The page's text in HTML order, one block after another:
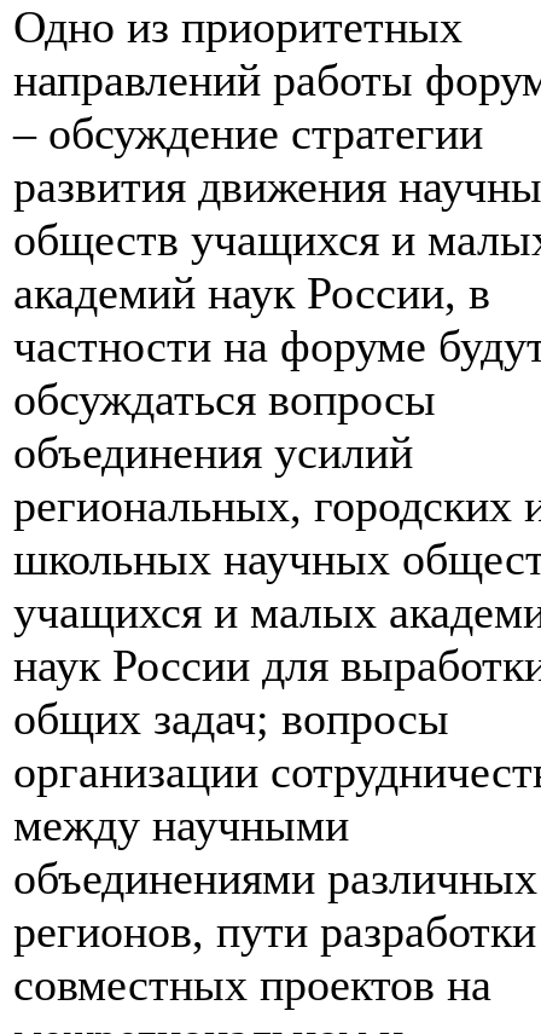
Одно из приоритетных
направлений работы
– обсуждение стратегии
развития движения
обществ учащихся и
академий наук России, в
частности на форуме
обсуждаться вопросы
объединения усилий
региональных, городских
школьных научных
учащихся и малых
наук России для
общих задач; вопросы
организации
между научными
объединениями различных
регионов, пути разработки
совместных проектов на